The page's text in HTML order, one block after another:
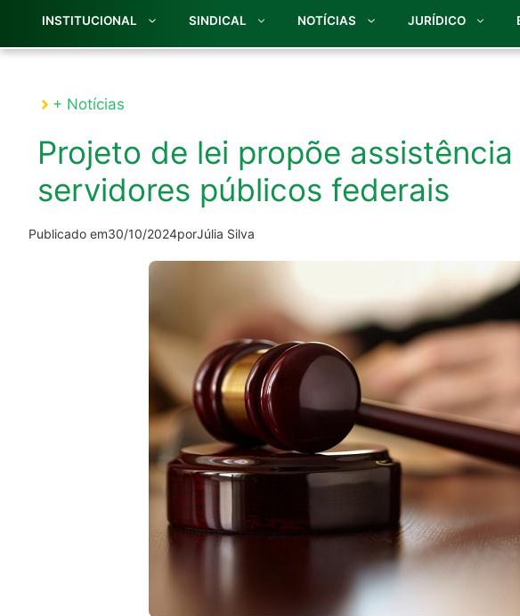
INSTITUCIONAL SINDICAL NOTÍCIAS JURÍDICO
+ Notícias
Projeto de lei propõe
servidores públicos federais
Publicado em30/10/2024porJúlia Silva